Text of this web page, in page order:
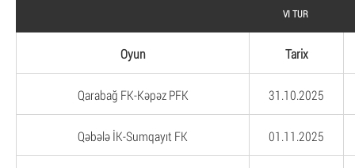
VI TUR
Oyun Tarix
Qarabağ FK-Kəpəz PFK 31.10.2025
Qəbələ İK-Sumqayıt FK 01.11.2025